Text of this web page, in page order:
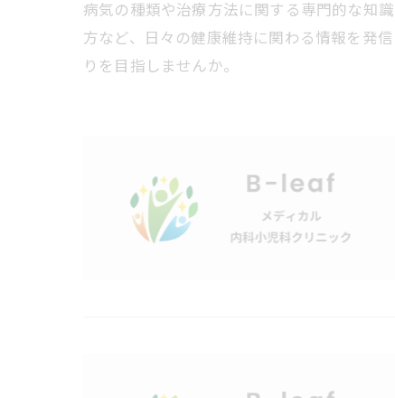
病気の種類や治療方法に関する専門的な知
方など、日々の健康維持に関わる情報を発
りを目指しませんか。